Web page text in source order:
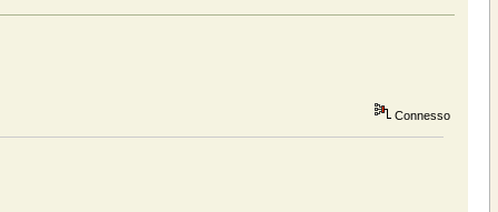
Connesso